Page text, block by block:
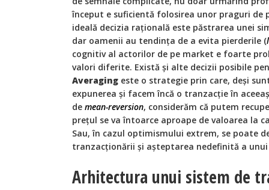
început e suficientă folosirea unor praguri de
ideală decizia raţională este păstrarea unei
dar oamenii au tendinţa de a evita pierderile (
cognitiv al actorilor de pe market e foarte
valori diferite. Există şi alte decizii posibile
Averaging este o strategie prin care, deşi
expunerea şi facem încă o tranzacţie în
de mean-reversion, considerăm că putem
preţul se va întoarce aproape de valoarea la
Sau, în cazul optimismului extrem, se poate
tranzacţionării şi aşteptarea nedefinită a
Arhitectura unui sistem de